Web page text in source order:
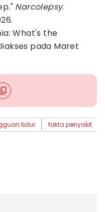
Narcolepsy.
What's the
pada Maret
tidur
fakta penyakit